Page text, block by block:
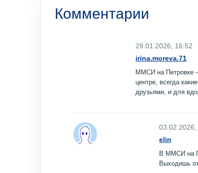
Комментарии
29.01.2026, 16:52
irina.moreva.71
ММСИ на Петровке
центре, всегда
друзьями, и для
elin
В ММСИ на
Выходишь